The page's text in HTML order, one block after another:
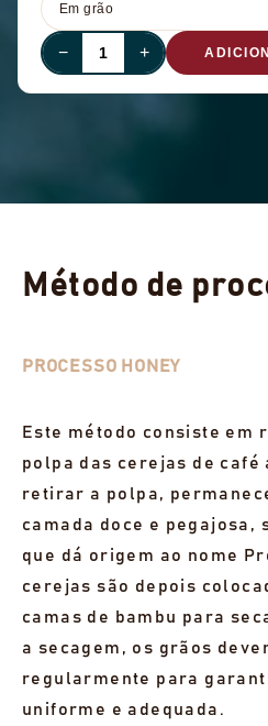
− +
Método de
PROCESSO HONEY
Este método consiste em
polpa das cerejas de café
retirar a polpa,
camada doce e pegajosa,
que dá origem ao nome
cerejas são depois
camas de bambu para
a secagem, os grãos
regularmente para
uniforme e adequada.